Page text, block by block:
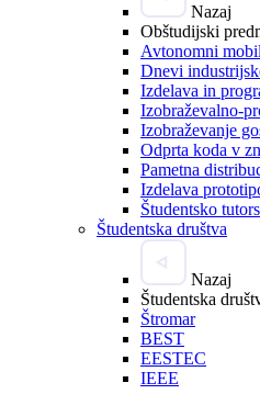
Nazaj
Obštudijski
Avtonomni
Dnevi
Izdelava in
Izobraževalno-
Izobraževanje
Odprta koda v
Pametna
Izdelava
Študentsko
Študentska društva
Nazaj
Študentska
Štromar
BEST
EESTEC
IEEE